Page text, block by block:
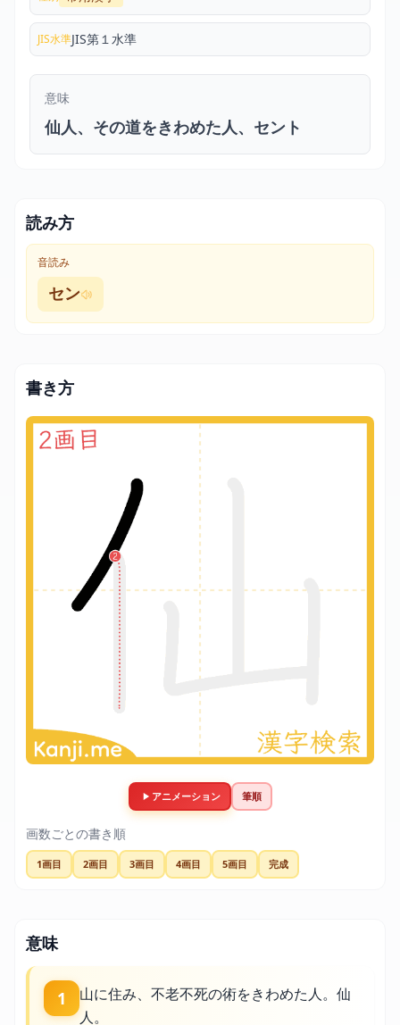
JIS水準JIS第１水準
意味
仙人、その道をきわめた人、セント
読み方
音読み
セン
書き方
アニメーション 筆順
画数ごとの書き順
1画目 2画目 3画目 4画目 5画目 完成
意味
1
山に住み、不老不死の術をきわめた人。仙
人。